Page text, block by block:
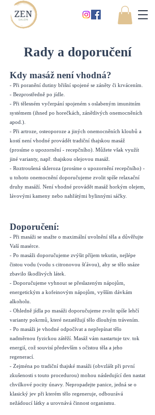
Rady a doporučení
Kdy masáž není vhodná?
- Při poranění dutiny břišní spojené se záněty či krvácením.
- Bezprostředně po jídle.
- Při tělesném vyčerpání spojeném s oslabeným imunitním
systémem (ihned po horečkách, zánětlivých onemocněních
apod.).
- Při artroze, osteoporoze a jiných onemocněních kloubů a
kostí není vhodné provádět tradiční thajskou masáž
(prosíme o upozornění - recepčního). Můžete však využít
jiné varianty, např. thajskou olejovou masáž.
- Roztroušená skleroza (prosíme o upozornění recepčního) -
u tohoto onemocnění doporučujeme zvolit spíše relaxační
druhy masáží. Není vhodné provádět masáž horkým olejem,
lávovými kameny nebo nahřátými bylinnými sáčky.
Doporučení:
- Při masáži se snažte o maximální uvolnění těla a důvěřujte
Vaší masérce.
- Po masáži doporučujeme zvýšit příjem tekutin, nejlépe
čistou vodu (vodu s citronovou šťávou), aby se tělo snáze
zbavilo škodlivých látek.
- Doporučujeme vyhnout se přeslazeným nápojům,
energetickým a kofeinovým nápojům, vyšším dávkám
alkoholu.
- Ohledně jídla po masáži doporučujeme zvolit spíše lehčí
varianty pokrmů, které nezatěžují tělo dlouhým trávením.
- Po masáži je vhodné odpočívat a nepřepínat tělo
nadměrnou fyzickou zátěží. Masáž vám nastartuje tzv. tok
energií, což souvisí především s očistou těla a jeho
regenerací.
- Zejména po tradiční thajské masáži (obvzlášt při první
zkušenosti s touto procedurou) mohou následující den nastat
chvilkové pocity únavy. Nepropadejte panice, jedná se o
klasický jev při kterém tělo regeneruje, odbourává
nežádoucí látky a urovnává činnost organismu.